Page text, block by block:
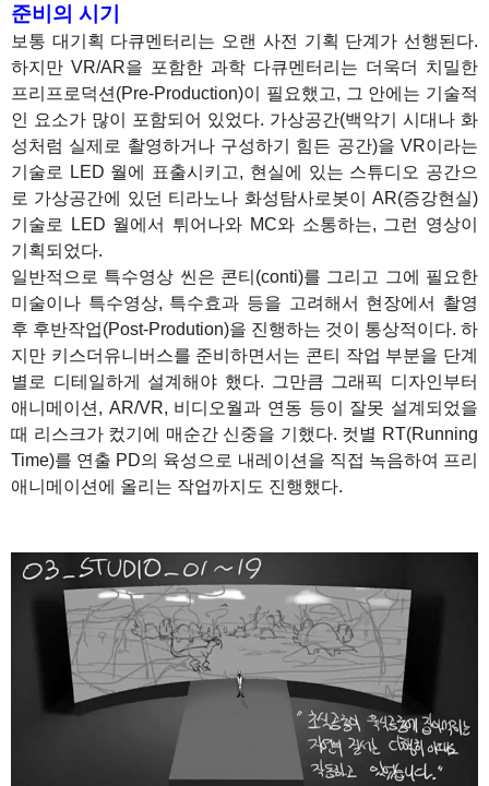
준비의 시기
보통 대기획 다큐멘터리는 오랜 사전 기획 단계가 선행된다.
하지만 VR/AR을 포함한 과학 다큐멘터리는 더욱더 치밀한
프리프로덕션(Pre-Production)이 필요했고, 그 안에는 기술적
인 요소가 많이 포함되어 있었다. 가상공간(백악기 시대나 화
성처럼 실제로 촬영하거나 구성하기 힘든 공간)을 VR이라는
기술로 LED 월에 표출시키고, 현실에 있는 스튜디오 공간으
로 가상공간에 있던 티라노나 화성탐사로봇이 AR(증강현실)
기술로 LED 월에서 튀어나와 MC와 소통하는, 그런 영상이
기획되었다.
일반적으로 특수영상 씬은 콘티(conti)를 그리고 그에 필요한
미술이나 특수영상, 특수효과 등을 고려해서 현장에서 촬영
후 후반작업(Post-Prodution)을 진행하는 것이 통상적이다. 하
지만 키스더유니버스를 준비하면서는 콘티 작업 부분을 단계
별로 디테일하게 설계해야 했다. 그만큼 그래픽 디자인부터
애니메이션, AR/VR, 비디오월과 연동 등이 잘못 설계되었을
때 리스크가 컸기에 매순간 신중을 기했다. 컷별 RT(Running
Time)를 연출 PD의 육성으로 내레이션을 직접 녹음하여 프리
애니메이션에 올리는 작업까지도 진행했다.